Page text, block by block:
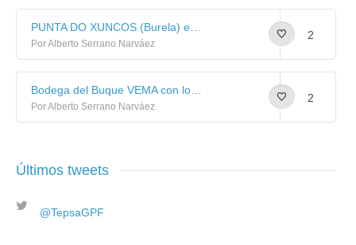
Por Alberto Serrano Narváez
2
Por Alberto Serrano Narváez
2
Últimos tweets
@TepsaGPF